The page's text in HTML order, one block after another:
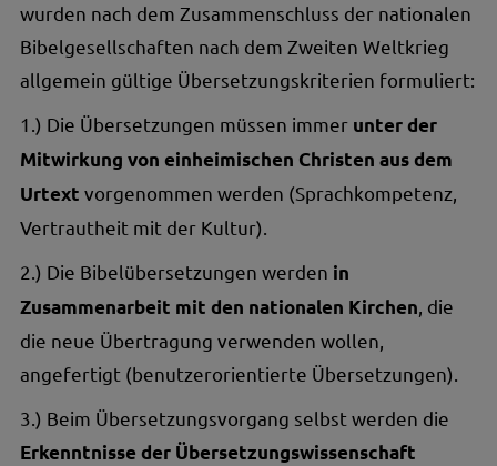
wurden nach dem Zusammenschluss der nationalen
Bibelgesellschaften nach dem Zweiten Weltkrieg
allgemein gültige Übersetzungskriterien formuliert:
1.) Die Übersetzungen müssen immer unter der
Mitwirkung von einheimischen Christen aus dem
Urtext vorgenommen werden (Sprachkompetenz,
Vertrautheit mit der Kultur).
2.) Die Bibelübersetzungen werden in
Zusammenarbeit mit den nationalen Kirchen, die
die neue Übertragung verwenden wollen,
angefertigt (benutzerorientierte Übersetzungen).
3.) Beim Übersetzungsvorgang selbst werden die
Erkenntnisse der Übersetzungs­­­wissenschaft